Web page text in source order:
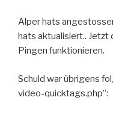
Alper hats
hats aktualisiert..
Pingen funktionieren.
Schuld war übrigens
video-quicktags.php”: